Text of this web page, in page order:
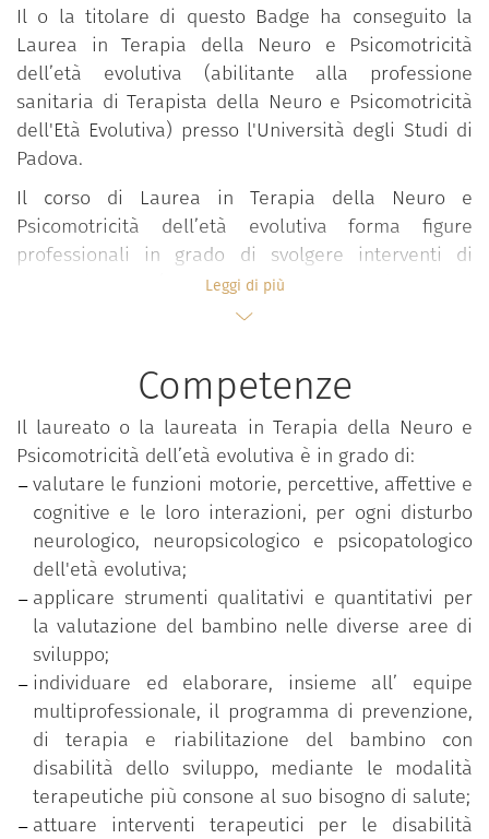
Il o la titolare di questo Badge ha conseguito la
Laurea in Terapia della Neuro e Psicomotricità
dell’età evolutiva (abilitante alla professione
sanitaria di Terapista della Neuro e Psicomotricità
dell'Età Evolutiva) presso l'Università degli Studi di
Padova.
Il corso di Laurea in Terapia della Neuro e
Psicomotricità dell’età evolutiva forma figure
professionali in grado di svolgere interventi di
prevenzione (nella duplice accezione di
prevenzione di sviluppi atipici e prevenzione di
lo sviluppo di funzioni non ancora acquisite) e
riabilitazione (mediante il recupero di funzioni
compromesse) nelle malattie neuropsichiatriche
infantili, operando in collaborazione con l'équipe
multiprofessionale dell'area pediatrica. Inoltre, il
corso forma professionisti e professioniste in grado
di adattare all'età del soggetto le terapie dei
disturbi della percezione, motori, cognitivi e di
interazione, secondo le diagnosi e le prescrizioni
mediche. Il corso prepara, infine, a valutare le
relazioni tra funzioni affettive, cognitive e motorie
dei disturbi neurologici, neuropsicologici e
psicopatologici dell'età evolutiva ed a collaborare
con gli operatori scolastici per l'attuazione di un
piano educativo individualizzato, utilizzando
tecniche specifiche per fascia d'età e per singoli
stadi di sviluppo.
Leggi di più
Competenze
Il laureato o la laureata in Terapia della Neuro e
Psicomotricità dell’età evolutiva è in grado di:
valutare le funzioni motorie, percettive, affettive e
cognitive e le loro interazioni, per ogni disturbo
neurologico, neuropsicologico e psicopatologico
dell'età evolutiva;
applicare strumenti qualitativi e quantitativi per
la valutazione del bambino nelle diverse aree di
sviluppo;
individuare ed elaborare, insieme all’ equipe
multiprofessionale, il programma di prevenzione,
di terapia e riabilitazione del bambino con
disabilità dello sviluppo, mediante le modalità
terapeutiche più consone al suo bisogno di salute;
attuare interventi terapeutici per le disabilità